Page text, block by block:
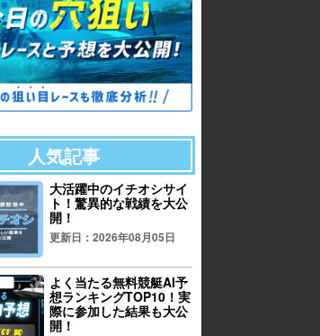
人気記事
大活躍中のイチオシサイ
ト！驚異的な戦績を大公
開！
更新日：2026年08月05日
よく当たる無料競艇AI予
想ランキングTOP10！実
際に参加した結果も大公
開！